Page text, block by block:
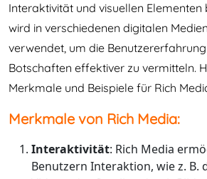
Interaktivität und visuellen Elementen
wird in verschiedenen digitalen
verwendet, um die
Botschaften effektiver zu vermitteln.
Merkmale und Beispiele für Rich
Merkmale von Rich Media:
Interaktivität: Rich Media
Benutzern Interaktion, wie z. B.